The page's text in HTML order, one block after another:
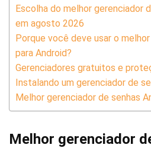
Escolha do melhor gerenciador
em agosto 2026
Porque você deve usar o
para Android?
Gerenciadores gratuitos e
Instalando um gerenciador de
Melhor gerenciador de senhas
Melhor gerenciador